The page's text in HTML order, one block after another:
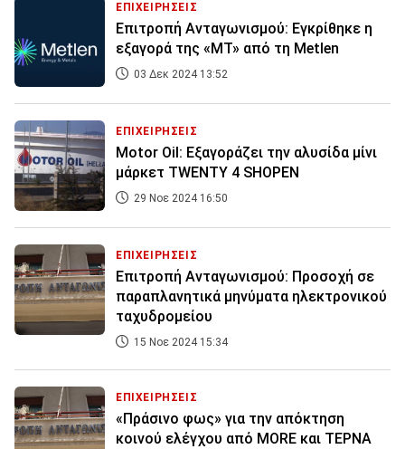
ΕΠΙΧΕΙΡΗΣΕΙΣ
Επιτροπή Ανταγωνισμού: Εγκρίθηκε η
εξαγορά της «ΜΤ» από τη Metlen
03 Δεκ 2024 13:52
ΕΠΙΧΕΙΡΗΣΕΙΣ
Motor Oil: Εξαγοράζει την αλυσίδα μίνι
μάρκετ TWENTY 4 SHOPEN
29 Νοε 2024 16:50
ΕΠΙΧΕΙΡΗΣΕΙΣ
Επιτροπή Ανταγωνισμού: Προσοχή σε
παραπλανητικά μηνύματα ηλεκτρονικού
ταχυδρομείου
15 Νοε 2024 15:34
ΕΠΙΧΕΙΡΗΣΕΙΣ
«Πράσινο φως» για την απόκτηση
κοινού ελέγχου από ΜΟRE και ΤΕΡΝΑ